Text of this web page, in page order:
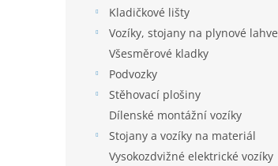
Kladičkové lišty
Vozíky, stojany na plynové lahve
Všesměrové kladky
Podvozky
Stěhovací plošiny
Dílenské montážní vozíky
Stojany a vozíky na materiál
Vysokozdvižné elektrické vozíky